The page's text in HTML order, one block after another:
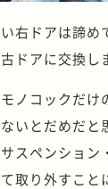
右ドアは諦め
ドアに交換し
ノコックだけ
いとだめだと
スペンション
取り外すこと